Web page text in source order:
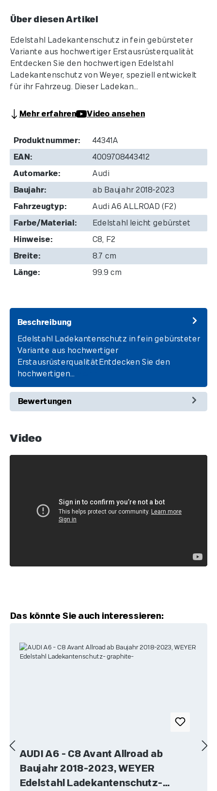
Über diesen Artikel
Edelstahl Ladekantenschutz in fein gebürsteter
Variante aus hochwertiger Erstausrüsterqualität
Entdecken Sie den hochwertigen Edelstahl
Ladekantenschutz von Weyer, speziell entwickelt
für ihr Fahrzeug. Dieser Ladekan...
Mehr erfahren Video ansehen
Produktnummer: 44341A
EAN: 4009708443412
Automarke: Audi
Baujahr: ab Baujahr 2018-2023
Fahrzeugtyp: Audi A6 ALLROAD (F2)
Farbe/Material: Edelstahl leicht gebürstet
Hinweise: C8, F2
Breite: 8.7 cm
Länge: 99.9 cm
Beschreibung
Edelstahl Ladekantenschutz in fein gebürsteter
Variante aus hochwertiger
ErstausrüsterqualitätEntdecken Sie den
hochwertigen…
Bewertungen
Video
Produktgalerie überspringen
Das könnte Sie auch interessieren:
AUDI A6 - C8 Avant Allroad ab
Baujahr 2018-2023, WEYER
Edelstahl Ladekantenschutz-